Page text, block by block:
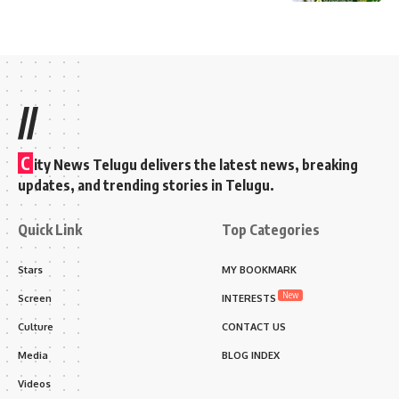
//
C ity News Telugu delivers the latest news, breaking
updates, and trending stories in Telugu.
Quick Link
Stars
Screen
Culture
Media
Videos
Top Categories
MY BOOKMARK
INTERESTS New
CONTACT US
BLOG INDEX